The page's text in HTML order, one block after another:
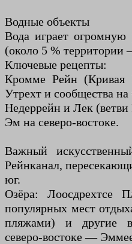
Водные объекты
Вода играет огромную
(около 5 %
Ключевые рецепты:
Кромме Рейн
Утрехт и сообщества
Недеррейн и Лек
Эм на северо-востоке.
Важный
Рейнканал,
юг.
Озёра: Лоосдрехтсе
популярных мест
пляжами) и другие
северо-востоке —